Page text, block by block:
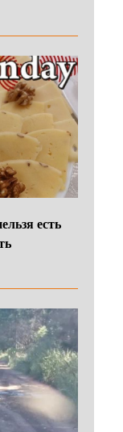
есть